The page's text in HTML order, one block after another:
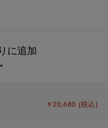
に追加
￥20,680 (税込)